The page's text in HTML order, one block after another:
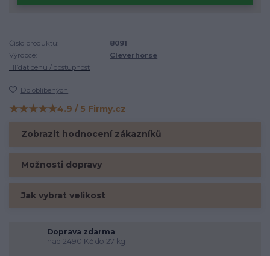
Číslo produktu:
8091
Výrobce:
Cleverhorse
Hlídat cenu / dostupnost
Do oblíbených
Hodnocení na Firmy.cz
★★★★★4.9 / 5 Firmy.cz
Zobrazit hodnocení zákazníků
Možnosti dopravy
Jak vybrat velikost
Doprava zdarma
nad 2490 Kč do 27 kg